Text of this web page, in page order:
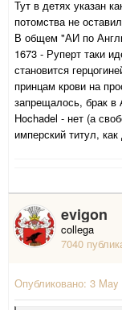
Тут в детях указан
потомства не
В общем "АИ по
1673 - Руперт таки
становится
принцам крови на
запрещалось, брак в
Hochadel - нет (а
имперский титул,
evigon
collega
7040
Опубликовано: 3 May